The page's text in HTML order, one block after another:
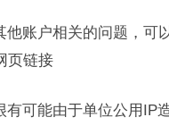
账户相关的问题，可
页链接
可能由于单位公用IP